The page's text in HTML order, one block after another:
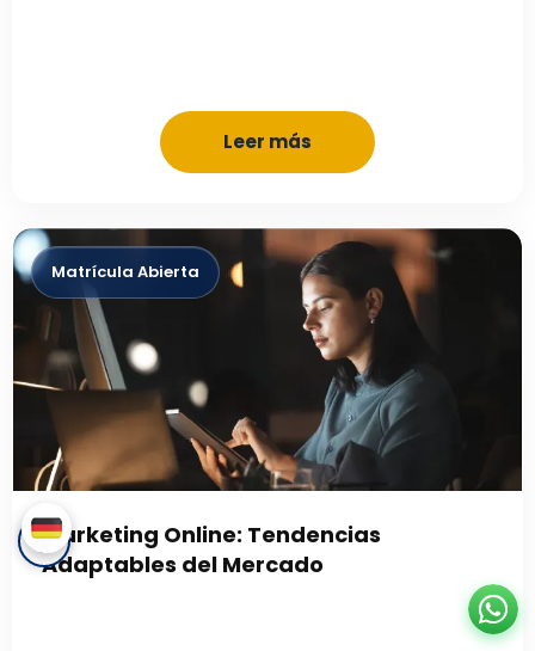
Leer más
Marketing Online: Tendencias
Adaptables del Mercado